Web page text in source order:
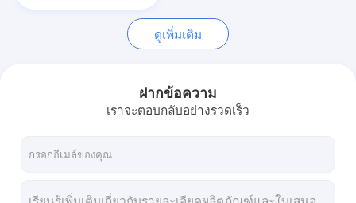
ดูเพิ่มเติม
ฝากข้อความ
เราจะตอบกลับอย่างรวดเร็ว